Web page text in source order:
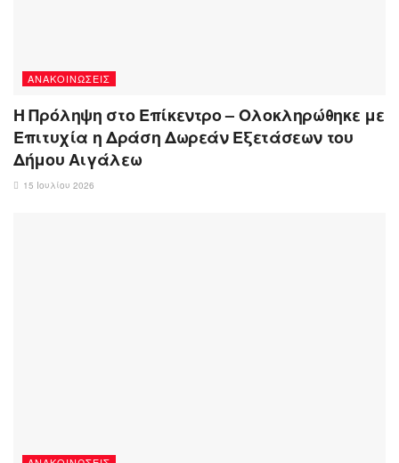
ΑΝΑΚΟΙΝΏΣΕΙΣ
Η Πρόληψη στο Επίκεντρο – Ολοκληρώθηκε με
Επιτυχία η Δράση Δωρεάν Εξετάσεων του
Δήμου Αιγάλεω
15 Ιουλίου 2026